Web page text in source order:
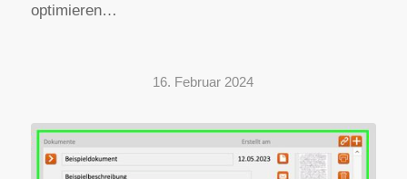
optimieren…
16. Februar 2024